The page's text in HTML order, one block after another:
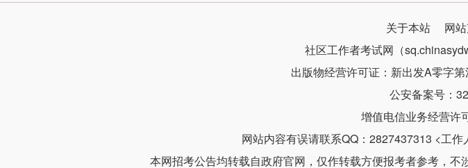
关于本站 网
社区工作者考试网（
出版物经营许可证：新出发A零字
公安备案号：
增值电信业务经营许
网站内容有误请联系QQ：2827437313 <工
本网招考公告均转载自政府官网，仅作转载方便报考者参考，